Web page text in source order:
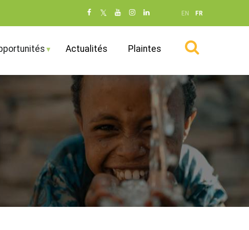
Social
networks
remove)
EN FR
Actualités Plaintes